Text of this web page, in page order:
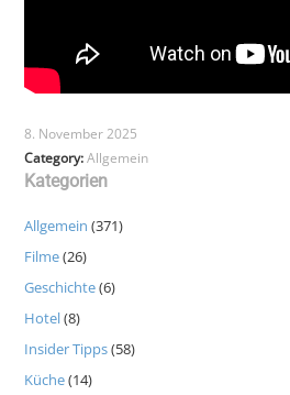
8. November 2025
Category:Allgemein
Kategorien
Allgemein (371)
Filme(26)
Geschichte(6)
Hotel(8)
Insider Tipps(58)
Küche(14)